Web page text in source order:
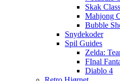
Skak
Mahjong
Bubble
Snydekoder
Spil Guides
Zelda:
FInal
Diablo 4